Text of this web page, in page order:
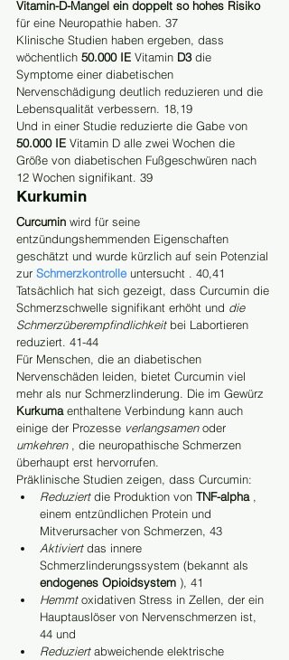
Vitamin-D-Mangel ein doppelt so hohes Risiko
für eine Neuropathie haben. 37
Klinische Studien haben ergeben, dass
wöchentlich 50.000 IE Vitamin D3 die
Symptome einer diabetischen
Nervenschädigung deutlich reduzieren und die
Lebensqualität verbessern. 18,19
Und in einer Studie reduzierte die Gabe von
50.000 IE Vitamin D alle zwei Wochen die
Größe von diabetischen Fußgeschwüren nach
12 Wochen signifikant. 39
Kurkumin
Curcumin wird für seine
entzündungshemmenden Eigenschaften
geschätzt und wurde kürzlich auf sein Potenzial
zur Schmerzkontrolle untersucht . 40,41
Tatsächlich hat sich gezeigt, dass Curcumin die
Schmerzschwelle signifikant erhöht und die
Schmerzüberempfindlichkeit bei Labortieren
reduziert. 41-44
Für Menschen, die an diabetischen
Nervenschäden leiden, bietet Curcumin viel
mehr als nur Schmerzlinderung. Die im Gewürz
Kurkuma enthaltene Verbindung kann auch
einige der Prozesse verlangsamen oder
umkehren , die neuropathische Schmerzen
überhaupt erst hervorrufen.
Präklinische Studien zeigen, dass Curcumin:
Reduziert die Produktion von TNF-alpha ,
einem entzündlichen Protein und
Mitverursacher von Schmerzen, 43
Aktiviert das innere
Schmerzlinderungssystem (bekannt als
endogenes Opioidsystem ), 41
Hemmt oxidativen Stress in Zellen, der ein
Hauptauslöser von Nervenschmerzen ist,
44 und
Reduziert abweichende elektrische